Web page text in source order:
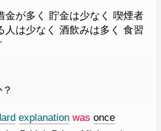
金が多く 貯金は少なく 喫煙者
人は少なく 酒飲みは多く 食習
explanation was once